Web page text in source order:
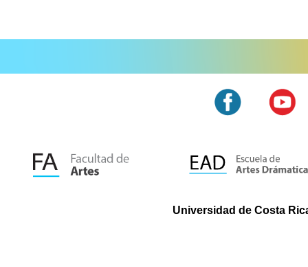
Universidad de Costa